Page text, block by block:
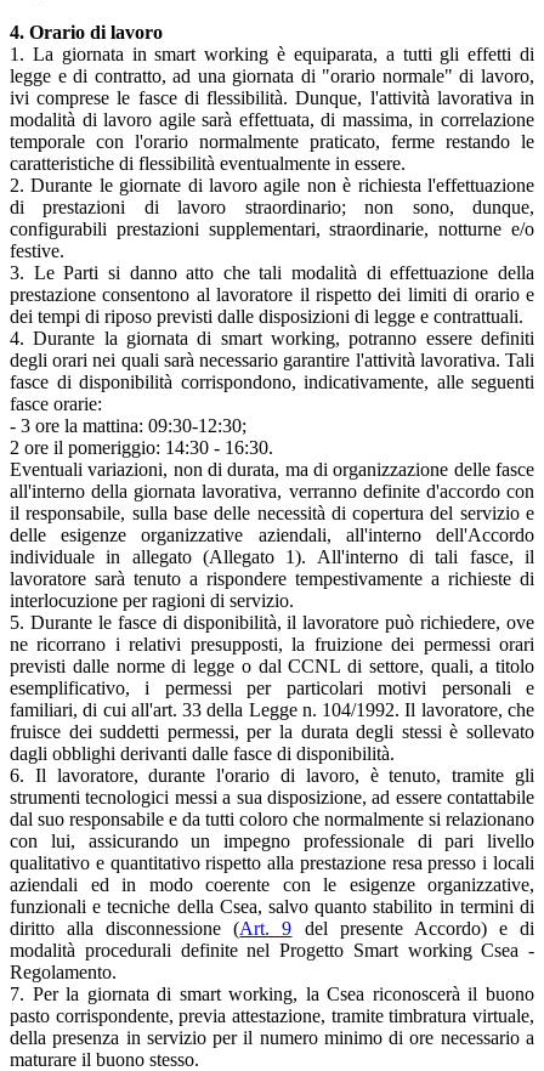
4. Orario di lavoro
1. La giornata in smart working è equiparata, a tutti gli effetti di
legge e di contratto, ad una giornata di "orario normale" di lavoro,
ivi comprese le fasce di flessibilità. Dunque, l'attività lavorativa in
modalità di lavoro agile sarà effettuata, di massima, in correlazione
temporale con l'orario normalmente praticato, ferme restando le
caratteristiche di flessibilità eventualmente in essere.
2. Durante le giornate di lavoro agile non è richiesta l'effettuazione
di prestazioni di lavoro straordinario; non sono, dunque,
configurabili prestazioni supplementari, straordinarie, notturne e/o
festive.
3. Le Parti si danno atto che tali modalità di effettuazione della
prestazione consentono al lavoratore il rispetto dei limiti di orario e
dei tempi di riposo previsti dalle disposizioni di legge e contrattuali.
4. Durante la giornata di smart working, potranno essere definiti
degli orari nei quali sarà necessario garantire l'attività lavorativa. Tali
fasce di disponibilità corrispondono, indicativamente, alle seguenti
fasce orarie:
- 3 ore la mattina: 09:30-12:30;
2 ore il pomeriggio: 14:30 - 16:30.
Eventuali variazioni, non di durata, ma di organizzazione delle fasce
all'interno della giornata lavorativa, verranno definite d'accordo con
il responsabile, sulla base delle necessità di copertura del servizio e
delle esigenze organizzative aziendali, all'interno dell'Accordo
individuale in allegato (Allegato 1). All'interno di tali fasce, il
lavoratore sarà tenuto a rispondere tempestivamente a richieste di
interlocuzione per ragioni di servizio.
5. Durante le fasce di disponibilità, il lavoratore può richiedere, ove
ne ricorrano i relativi presupposti, la fruizione dei permessi orari
previsti dalle norme di legge o dal CCNL di settore, quali, a titolo
esemplificativo, i permessi per particolari motivi personali e
familiari, di cui all'art. 33 della Legge n. 104/1992. Il lavoratore, che
fruisce dei suddetti permessi, per la durata degli stessi è sollevato
dagli obblighi derivanti dalle fasce di disponibilità.
6. Il lavoratore, durante l'orario di lavoro, è tenuto, tramite gli
strumenti tecnologici messi a sua disposizione, ad essere contattabile
dal suo responsabile e da tutti coloro che normalmente si relazionano
con lui, assicurando un impegno professionale di pari livello
qualitativo e quantitativo rispetto alla prestazione resa presso i locali
aziendali ed in modo coerente con le esigenze organizzative,
funzionali e tecniche della Csea, salvo quanto stabilito in termini di
diritto alla disconnessione (Art. 9 del presente Accordo) e di
modalità procedurali definite nel Progetto Smart working Csea -
Regolamento.
7. Per la giornata di smart working, la Csea riconoscerà il buono
pasto corrispondente, previa attestazione, tramite timbratura virtuale,
della presenza in servizio per il numero minimo di ore necessario a
maturare il buono stesso.